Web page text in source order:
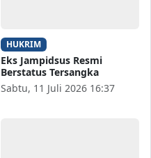
HUKRIM
Eks Jampidsus Resmi
Berstatus Tersangka
Sabtu, 11 Juli 2026 16:37